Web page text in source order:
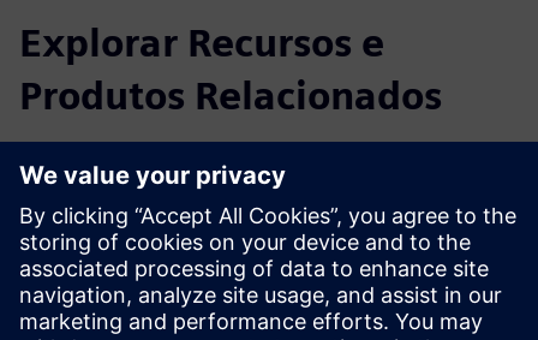
Explorar Recursos e
Produtos Relacionados
Informações e Recursos Adicionais
Formação
Manual do utilizador
Casos de uso do roteador OPC internacional
Notas de lançamento